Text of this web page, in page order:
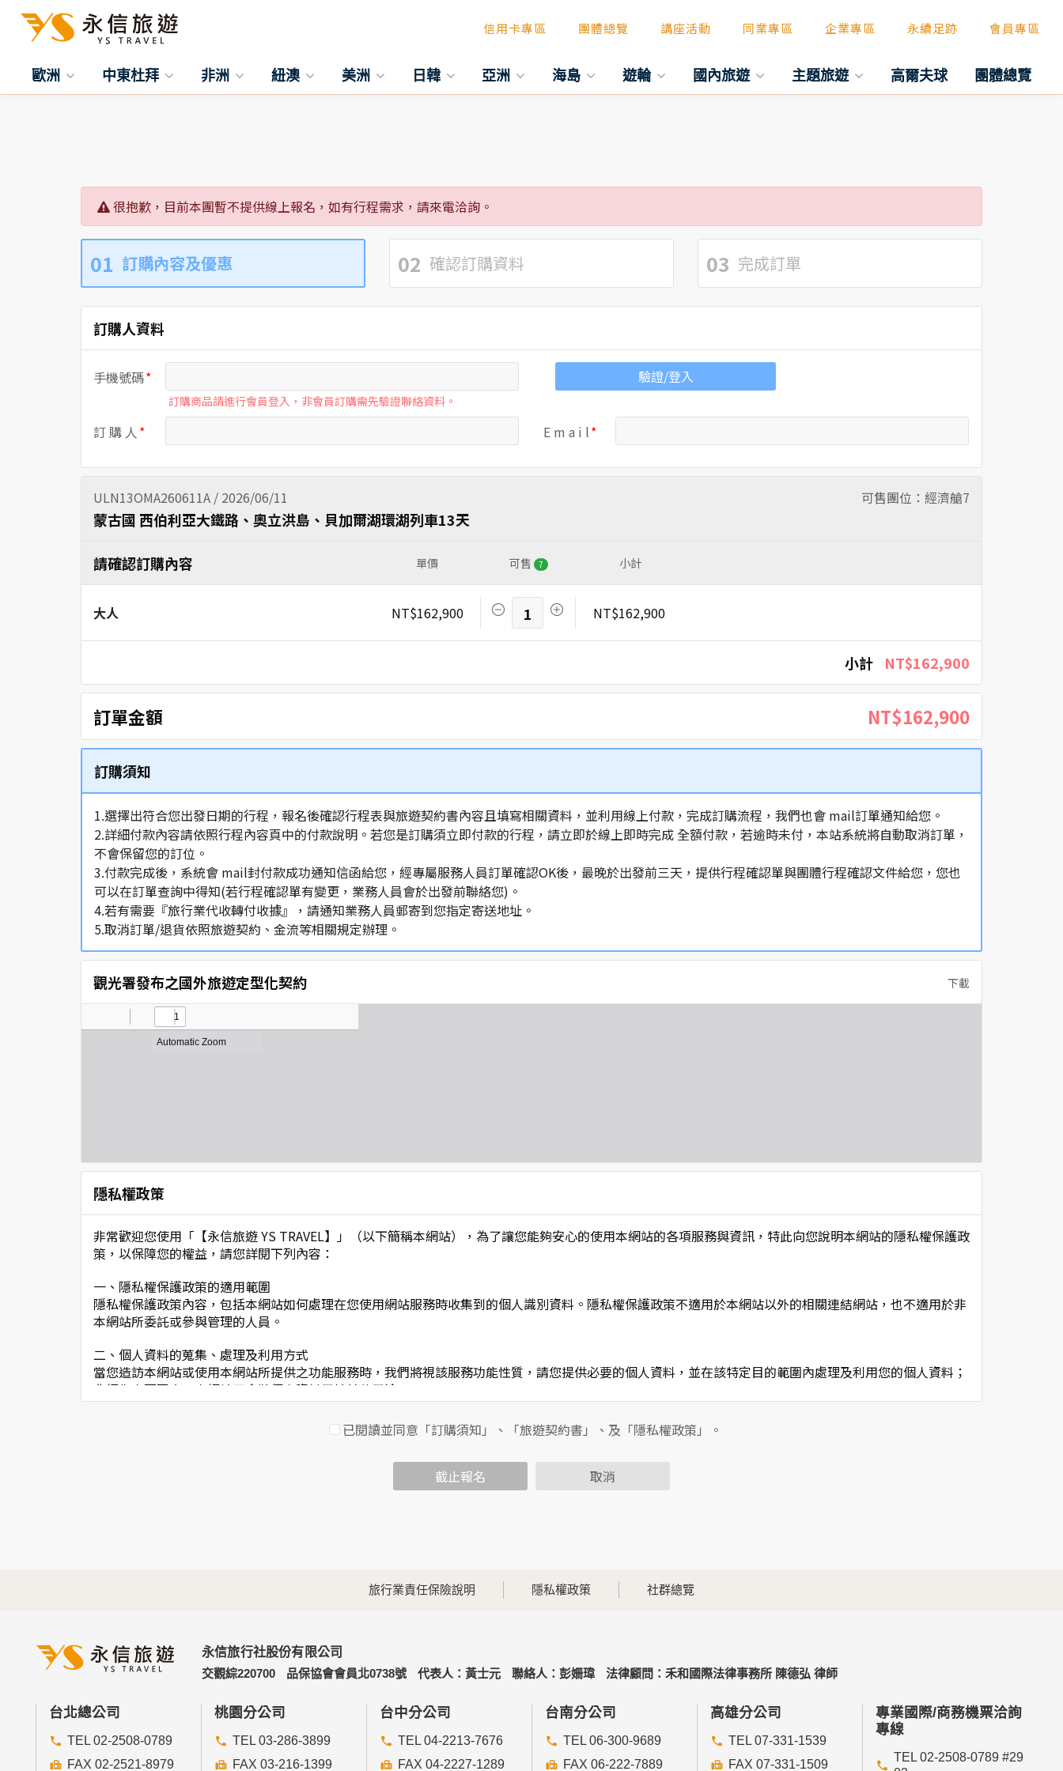
信用卡專區 團體總覽 講座活動 同業專區 企業專區 永續足跡 會員專區
歐洲 中東杜拜 非洲 紐澳 美洲 日韓 亞洲 海島 遊輪 國內旅遊 主題旅遊 高爾夫球 團體總覽
很抱歉，目前本團暫不提供線上報名，如有行程需求，請來電洽詢。
01 訂購內容及優惠 02 確認訂購資料 03 完成訂單
訂購人資料
手機號碼
訂購商品請進行會員登入，非會員訂購需先驗證聯絡資料。
驗證/登入
訂 購 人 E m a i l
ULN13OMA260611A / 2026/06/11 可售團位：經濟艙7
蒙古國 西伯利亞大鐵路、奧立洪島、貝加爾湖環湖列車13天
請確認訂購內容 單價 可售 7 小計
大人 NT$162,900 1 NT$162,900
小計 NT$162,900
訂單金額 NT$162,900
訂購須知
1.選擇出符合您出發日期的行程，報名後確認行程表與旅遊契約書內容且填寫相關資料，並利用線上付款，完成訂購流程，我們也會 mail訂單通知給您。
2.詳細付款內容請依照行程內容頁中的付款說明。若您是訂購須立即付款的行程，請立即於線上即時完成 全額付款，若逾時未付，本站系統將自動取消訂單，
不會保留您的訂位。
3.付款完成後，系統會 mail封付款成功通知信函給您，經專屬服務人員訂單確認OK後，最晚於出發前三天，提供行程確認單與團體行程確認文件給您，您也
可以在訂單查詢中得知(若行程確認單有變更，業務人員會於出發前聯絡您)。
4.若有需要『旅行業代收轉付收據』，請通知業務人員郵寄到您指定寄送地址。
5.取消訂單/退貨依照旅遊契約、金流等相關規定辦理。
觀光署發布之國外旅遊定型化契約 下載
隱私權政策
非常歡迎您使用「【永信旅遊 YS TRAVEL】」（以下簡稱本網站），為了讓您能夠安心的使用本網站的各項服務與資訊，特此向您說明本網站的隱私權保護政
策，以保障您的權益，請您詳閱下列內容：
一、隱私權保護政策的適用範圍
隱私權保護政策內容，包括本網站如何處理在您使用網站服務時收集到的個人識別資料。隱私權保護政策不適用於本網站以外的相關連結網站，也不適用於非
本網站所委託或參與管理的人員。
二、個人資料的蒐集、處理及利用方式
當您造訪本網站或使用本網站所提供之功能服務時，我們將視該服務功能性質，請您提供必要的個人資料，並在該特定目的範圍內處理及利用您的個人資料；
非經您書面同意，本網站不會將個人資料用於其他用途。
本網站在您使用服務信箱、問卷調查等互動性功能時，會保留您所提供的姓名、電子郵件地址、聯絡方式及使用時間等。
於一般瀏覽時，伺服器會自行記錄相關行徑，包括您使用連線設備的IP位址、使用時間、使用的瀏覽器、瀏覽及點選資料記錄等，做為我們增進網站服務的參
考依據，此記錄為內部應用，決不對外公佈。
為提供精確的服務，我們會將收集的問卷調查內容進行統計與分析，分析結果之統計數據或說明文字呈現，除供內部研究外，我們會視需要公佈統計數據及說
五、與第三人共用個人資料之政策
本網站絕不會提供、交換、出租或出售任何您的個人資料給其他個人、團體、私人企業或公務機關，但有法律依據或合約義務者，不在此限。
前項但書之情形包括不限於：
經由您書面同意。
法律明文規定。
已閱讀並同意「訂購須知」、「旅遊契約書」、及「隱私權政策」。
截止報名 取消
旅行業責任保險說明 隱私權政策 社群總覽
永信旅行社股份有限公司
交觀綜220700
品保協會會員北0738號 代表人：黃士元 聯絡人：彭姍瑋 法律顧問：禾和國際法律事務所 陳德弘 律師
台北總公司
TEL 02-2508-0789
FAX 02-2521-8979
桃園分公司
TEL 03-286-3899
FAX 03-216-1399
台中分公司
TEL 04-2213-7676
FAX 04-2227-1289
台南分公司
TEL 06-300-9689
FAX 06-222-7889
高雄分公司
TEL 07-331-1539
FAX 07-331-1509
專業國際/商務機票洽詢
專線
TEL 02-2508-0789 #29